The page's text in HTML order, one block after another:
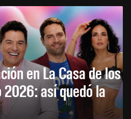
en La Casa de los
2026: así quedó la